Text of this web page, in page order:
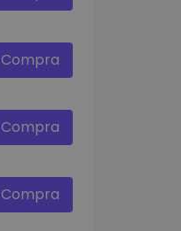
Compra
Compra
Compra